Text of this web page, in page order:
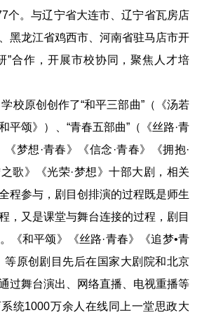
个。与辽宁省大连市、辽宁省瓦房店
黑龙江省鸡西市、河南省驻马店市开
”合作，开展市校协同，聚焦人才培
校原创创作了“和平三部曲”（《汤若
平颂》）、“青春五部曲”（《丝路·青
梦想·青春》《信念·青春》《拥抱·
歌》《光荣·梦想》十部大剧，相关
程参与，剧目创排演的过程既是师生
，又是课堂与舞台连接的过程，剧目
《和平颂》《丝路·青春》《追梦•青
等原创剧目先后在国家大剧院和北京
过舞台演出、网络直播、电视重播等
统1000万余人在线同上一堂思政大